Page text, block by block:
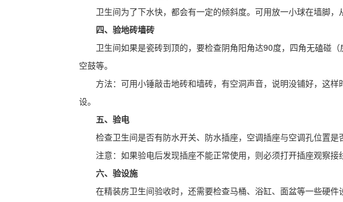
卫生间为了下水快，都会有一定的倾斜度。可用放一小球在墙脚，
四、验地砖墙砖
卫生间如果是瓷砖到顶的，要检查阴角阳角达90度，四角无磕碰
空鼓等。
方法：可用小锤敲击地砖和墙砖，有空洞声音，说明没铺好，这
设。
五、验电
检查卫生间是否有防水开关、防水插座，空调插座与空调孔位置是
注意：如果验电后发现插座不能正常使用，则必须打开插座观察接
六、验设施
在精装房卫生间验收时，还需要检查马桶、浴缸、面盆等一些硬件